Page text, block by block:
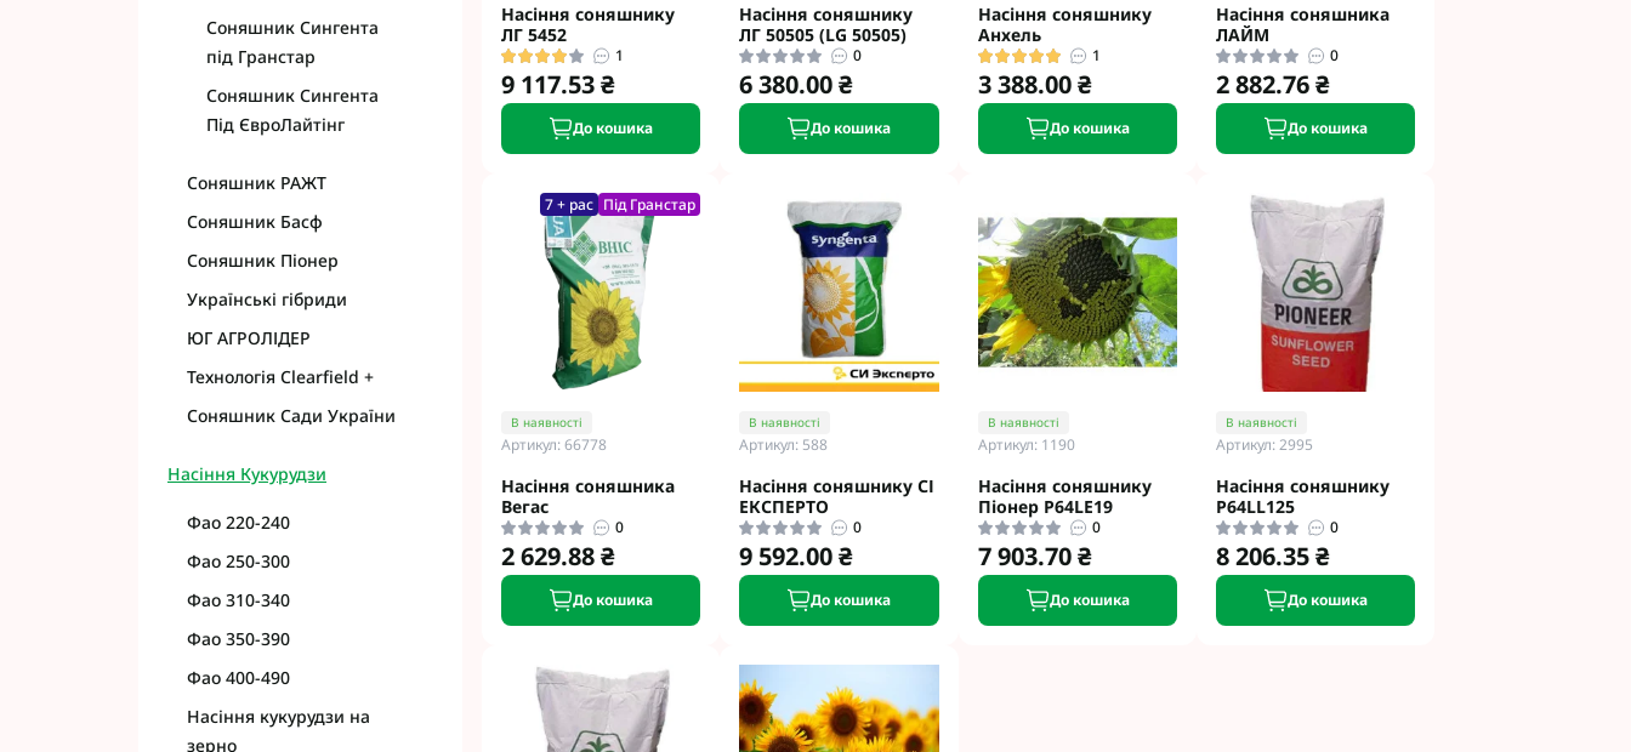
Соняшник Сингента
під Гранстар
Соняшник Сингента
Під ЄвроЛайтінг
Cоняшник РАЖТ
Соняшник Басф
Соняшник Піонер
Українські гібриди
ЮГ АГРОЛІДЕР
Технологія Clearfield +
Соняшник Сади України
Насіння Кукурудзи
Фао 220-240
Фао 250-300
Фао 310-340
Фао 350-390
Фао 400-490
Насіння кукурудзи на
зерно
Насіння соняшнику
ЛГ 5452
1
9 117.53 ₴
До кошика
Насіння соняшнику
ЛГ 50505 (LG 50505)
0
6 380.00 ₴
До кошика
Насіння соняшнику
Анхель
1
3 388.00 ₴
До кошика
Насіння соняшника
ЛАЙМ
0
2 882.76 ₴
До кошика
7 + рас Під Гранстар
В наявності
Артикул: 66778
Насіння соняшника
Вегас
0
2 629.88 ₴
До кошика
В наявності
Артикул: 588
Насіння соняшнику СІ
ЕКСПЕРТО
0
9 592.00 ₴
До кошика
В наявності
Артикул: 1190
Насіння соняшнику
Піонер P64LE19
0
7 903.70 ₴
До кошика
В наявності
Артикул: 2995
Насіння соняшнику
P64LL125
0
8 206.35 ₴
До кошика